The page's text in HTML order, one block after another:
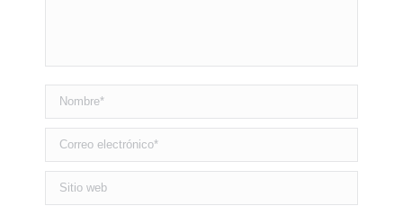
Nombre *
Correo electrónico *
Sitio web